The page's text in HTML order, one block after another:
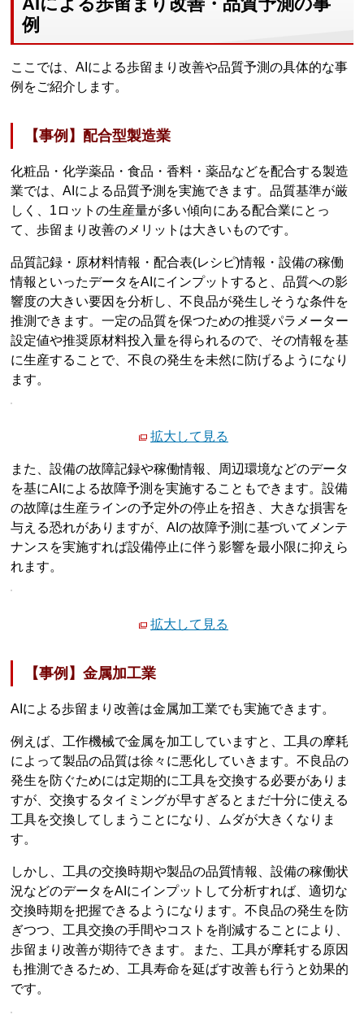
例
ここでは、AIによる歩留まり改善や品質予測の具体的な事
例をご紹介します。
【事例】配合型製造業
化粧品・化学薬品・食品・香料・薬品などを配合する製造
業では、AIによる品質予測を実施できます。品質基準が厳
しく、1ロットの生産量が多い傾向にある配合業にとっ
て、歩留まり改善のメリットは大きいものです。
品質記録・原材料情報・配合表(レシピ)情報・設備の稼働
情報といったデータをAIにインプットすると、品質への影
響度の大きい要因を分析し、不良品が発生しそうな条件を
推測できます。一定の品質を保つための推奨パラメーター
設定値や推奨原材料投入量を得られるので、その情報を基
に生産することで、不良の発生を未然に防げるようになり
ます。
拡大して見る
また、設備の故障記録や稼働情報、周辺環境などのデータ
を基にAIによる故障予測を実施することもできます。設備
の故障は生産ラインの予定外の停止を招き、大きな損害を
与える恐れがありますが、AIの故障予測に基づいてメンテ
ナンスを実施すれば設備停止に伴う影響を最小限に抑えら
れます。
拡大して見る
【事例】金属加工業
AIによる歩留まり改善は金属加工業でも実施できます。
例えば、工作機械で金属を加工していますと、工具の摩耗
によって製品の品質は徐々に悪化していきます。不良品の
発生を防ぐためには定期的に工具を交換する必要がありま
すが、交換するタイミングが早すぎるとまだ十分に使える
工具を交換してしまうことになり、ムダが大きくなりま
す。
しかし、工具の交換時期や製品の品質情報、設備の稼働状
況などのデータをAIにインプットして分析すれば、適切な
交換時期を把握できるようになります。不良品の発生を防
ぎつつ、工具交換の手間やコストを削減することにより、
歩留まり改善が期待できます。また、工具が摩耗する原因
も推測できるため、工具寿命を延ばす改善も行うと効果的
です。